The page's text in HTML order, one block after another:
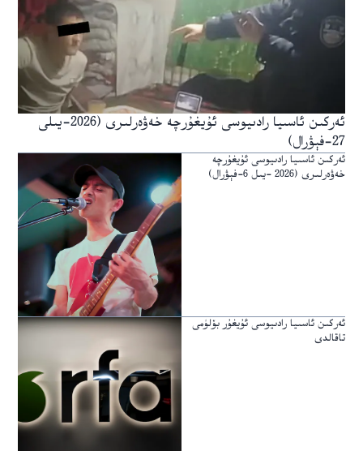
ئەركىن ئاسىيا رادىيوسى ئۇيغۇرچە خەۋەرلىرى (2026-يىلى
27-فېۋرال)
ئەركىن ئاسىيا رادىيوسى ئۇيغۇرچە
خەۋەرلىرى (2026 -يىل 6-فېۋرال)
ئەركىن ئاسىيا رادىيوسى ئۇيغۇر بۆلۈمى
تاقالدى